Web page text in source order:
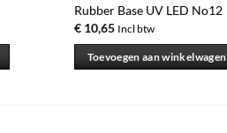
Rubber Base UV LED No12
€10,65 Incl btw
Toevoegen aan winkelwagen